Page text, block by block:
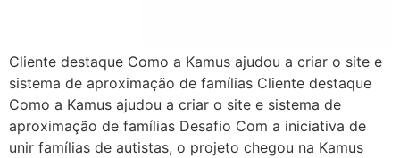
Cliente destaque Como a Kamus ajudou a criar o site e
sistema de aproximação de famílias Cliente destaque
Como a Kamus ajudou a criar o site e sistema de
aproximação de famílias Desafio Com a iniciativa de
unir famílias de autistas, o projeto chegou na Kamus